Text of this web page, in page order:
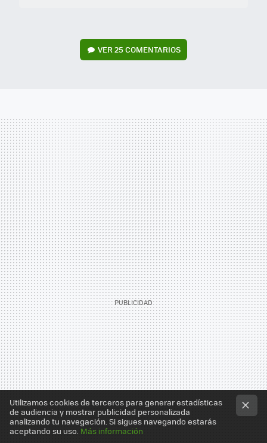
VER25 COMENTARIOS
Utilizamos cookies de terceros para generar estadísticas
de audiencia y mostrar publicidad personalizada
analizando tu navegación. Si sigues navegando estarás
aceptando su uso. Más información